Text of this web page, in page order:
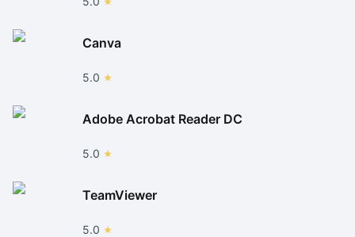
Canva
5.0
Adobe Acrobat Reader DC
5.0
TeamViewer
5.0